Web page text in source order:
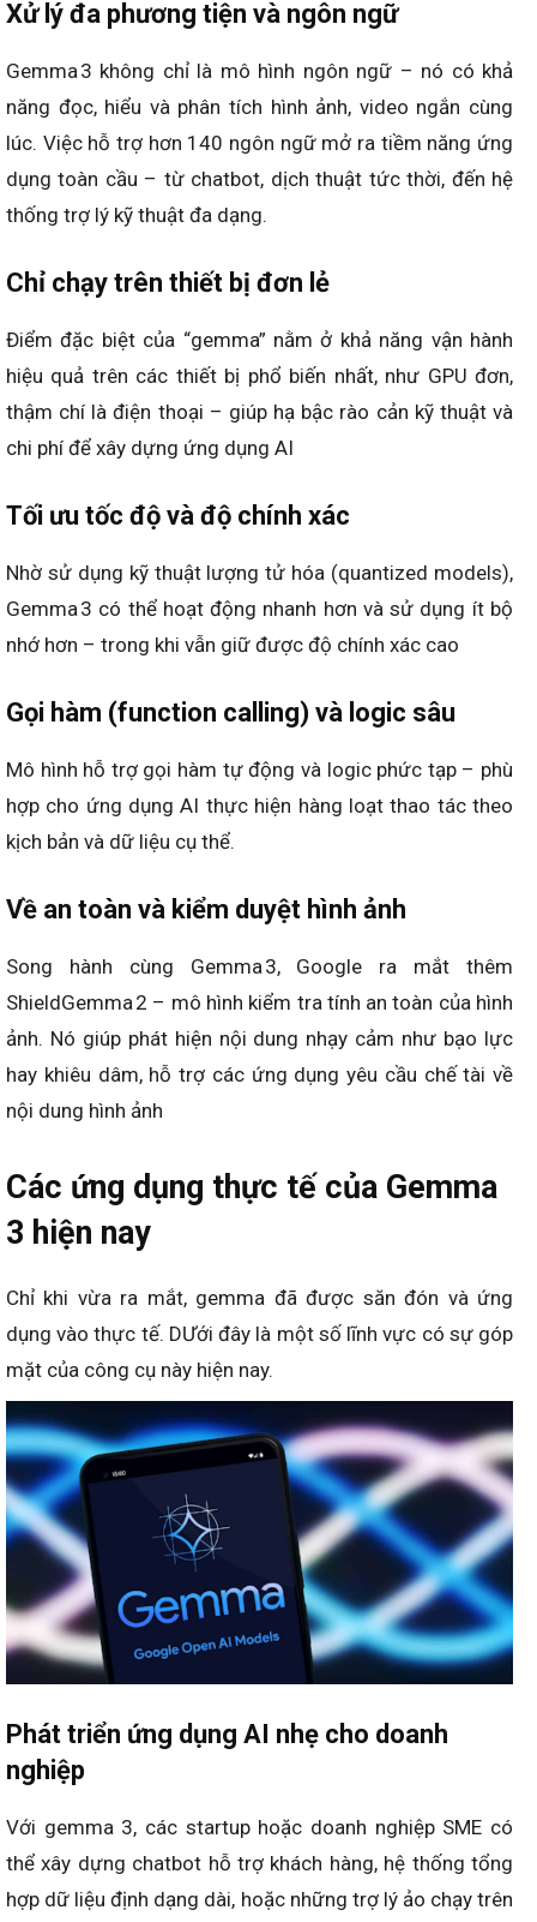
Xử lý đa phương tiện và ngôn ngữ
Gemma 3 không chỉ là mô hình ngôn ngữ – nó có khả
năng đọc, hiểu và phân tích hình ảnh, video ngắn cùng
lúc. Việc hỗ trợ hơn 140 ngôn ngữ mở ra tiềm năng ứng
dụng toàn cầu – từ chatbot, dịch thuật tức thời, đến hệ
thống trợ lý kỹ thuật đa dạng.
Chỉ chạy trên thiết bị đơn lẻ
Điểm đặc biệt của “gemma” nằm ở khả năng vận hành
hiệu quả trên các thiết bị phổ biến nhất, như GPU đơn,
thậm chí là điện thoại – giúp hạ bậc rào cản kỹ thuật và
chi phí để xây dựng ứng dụng AI
Tối ưu tốc độ và độ chính xác
Nhờ sử dụng kỹ thuật lượng tử hóa (quantized models),
Gemma 3 có thể hoạt động nhanh hơn và sử dụng ít bộ
nhớ hơn – trong khi vẫn giữ được độ chính xác cao
Gọi hàm (function calling) và logic sâu
Mô hình hỗ trợ gọi hàm tự động và logic phức tạp – phù
hợp cho ứng dụng AI thực hiện hàng loạt thao tác theo
kịch bản và dữ liệu cụ thể.
Về an toàn và kiểm duyệt hình ảnh
Song hành cùng Gemma 3, Google ra mắt thêm
ShieldGemma 2 – mô hình kiểm tra tính an toàn của hình
ảnh. Nó giúp phát hiện nội dung nhạy cảm như bạo lực
hay khiêu dâm, hỗ trợ các ứng dụng yêu cầu chế tài về
nội dung hình ảnh
Các ứng dụng thực tế của Gemma
3 hiện nay
Chỉ khi vừa ra mắt, gemma đã được săn đón và ứng
dụng vào thực tế. DƯới đây là một số lĩnh vực có sự góp
mặt của công cụ này hiện nay.
Phát triển ứng dụng AI nhẹ cho doanh
nghiệp
Với gemma 3, các startup hoặc doanh nghiệp SME có
thể xây dựng chatbot hỗ trợ khách hàng, hệ thống tổng
hợp dữ liệu định dạng dài, hoặc những trợ lý ảo chạy trên